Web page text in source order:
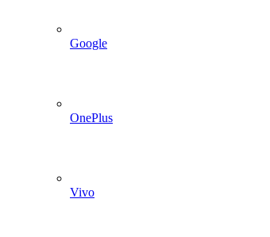
Google
OnePlus
Vivo